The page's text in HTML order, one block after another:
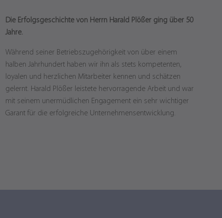
Die Erfolgsgeschichte von Herrn Harald Plößer ging über 50
Jahre.
Während seiner Betriebszugehörigkeit von über einem
halben Jahrhundert haben wir ihn als stets kompetenten,
loyalen und herzlichen Mitarbeiter kennen und schätzen
gelernt. Harald Plößer leistete hervorragende Arbeit und war
mit seinem unermüdlichen Engagement ein sehr wichtiger
Garant für die erfolgreiche Unternehmensentwicklung.